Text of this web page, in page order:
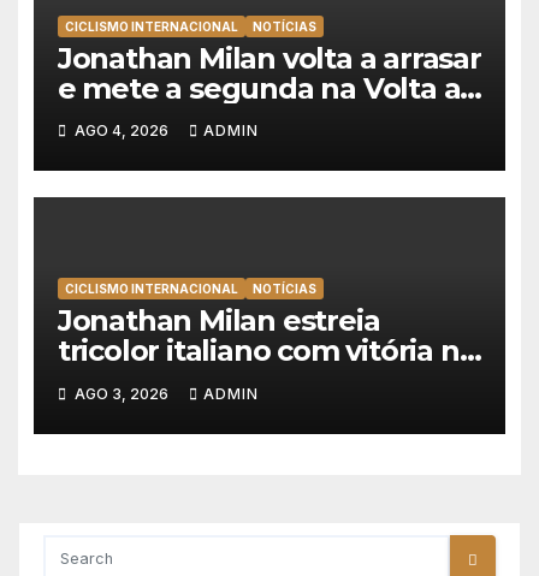
CICLISMO INTERNACIONAL NOTÍCIAS
Jonathan Milan volta a arrasar
e mete a segunda na Volta a
Polónia 2026
AGO 4, 2026 ADMIN
CICLISMO INTERNACIONAL NOTÍCIAS
Jonathan Milan estreia
tricolor italiano com vitória na
abertura da Volta a Polónia
2026
AGO 3, 2026 ADMIN